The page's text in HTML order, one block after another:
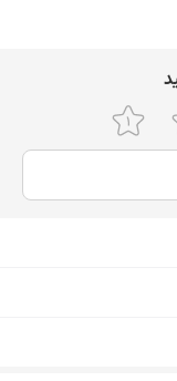
۹ تا ۱۳:۳۰ - ۱۷ تا ۲۱:۳۰
۹ تا ۱۳:۳۰ - ۱۷ تا ۲۱:۳۰